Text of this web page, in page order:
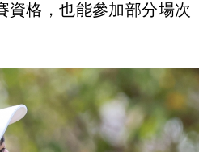
資格，也能參加部分場次